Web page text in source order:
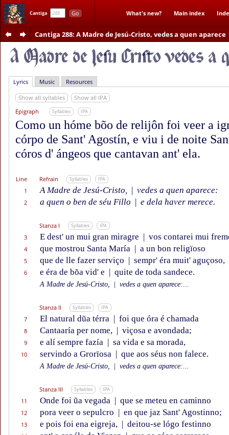
Cantiga Go What's new? Main index
Cantiga 288: A Madre de Jesú-Cristo, vedes a quen aparece
Lyrics Music Resources
Show all syllables
Show all IPA
Epigraph
Syllables IPA
Como un hóme bõo de relijôn foi veer a
córpo de Sant' Agostín, e viu i de noite
córos d' ángeos que cantavan ant' ela.
Line Refrain Syllables IPA
1 A Madre de Jesú-Cristo, | vedes a quen aparece:
2 a quen o ben de séu Fillo | e dela haver merece.
Stanza I Syllables IPA
3 E dest' un mui gran miragre | vos contarei mui
4 que mostrou Santa María | a un bon religïoso
5 que de lle fazer serviço | sempr' éra muit' aguçoso,
6 e éra de bõa vid' e | quite de toda sandece.
A Madre de Jesú-Cristo, vedes a quen aparece:...
Stanza II Syllables IPA
7 El natural dũa térra | foi que óra é chamada
8 Cantaaría per nome, | viçosa e avondada;
9 e alí sempre fazía | sa vida e sa morada,
10 servindo a Grorïosa | que aos séus non falece.
A Madre de Jesú-Cristo, vedes a quen aparece:...
Stanza III Syllables IPA
11 Onde foi ũa vegada | que se meteu en caminno
12 pora veer o sepulcro | en que jaz Sant' Agostinno;
13 e pois foi ena eigreja, | deitou-se lógo festinno